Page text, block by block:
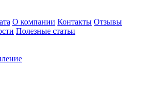
О компании Контакты Отзывы
Полезные статьи